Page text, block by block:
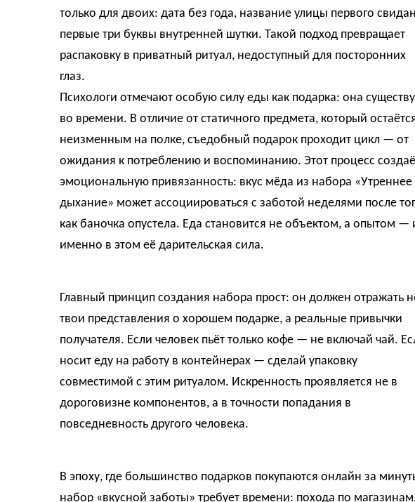
только для двоих: дата без года, название улицы первого
первые три буквы внутренней шутки. Такой подход превращает
распаковку в приватный ритуал, недоступный для посторонних
глаз.
Психологи отмечают особую силу еды как подарка: она
во времени. В отличие от статичного предмета, который
неизменным на полке, съедобный подарок проходит цикл — от
ожидания к потреблению и воспоминанию. Этот процесс
эмоциональную привязанность: вкус мёда из набора «Утреннее
дыхание» может ассоциироваться с заботой неделями после
как баночка опустела. Еда становится не объектом, а опытом —
именно в этом её дарительская сила.
Главный принцип создания набора прост: он должен отражать
твои представления о хорошем подарке, а реальные привычки
получателя. Если человек пьёт только кофе — не включай чай.
носит еду на работу в контейнерах — сделай упаковку
совместимой с этим ритуалом. Искренность проявляется не в
дороговизне компонентов, а в точности попадания в
повседневность другого человека.
В эпоху, где большинство подарков покупаются онлайн за
набор «вкусной заботы» требует времени: похода по